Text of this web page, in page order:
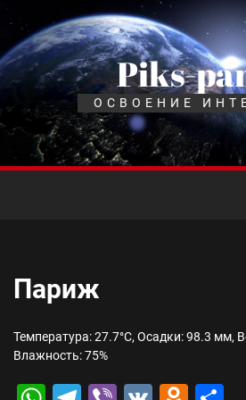
Перейти
содержимому
Piks-
ОСВОЕНИЕ
Париж
Температура: 27.7°C, Осадки: 98.3 мм,
Влажность: 75%